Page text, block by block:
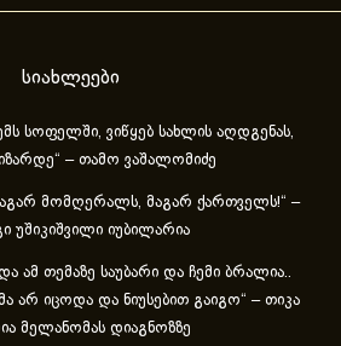
სიახლეები
სოფელში, ვიწყებ სახლის აღდგენას,
– თამო ვაშალომიძე
მომღერალს, მაგარ ქართველს!“ –
უშიკიშვილი იუბილარია
თემაზე საუბარი და ჩემი ბრალია..
არ იცოდა და ნიუსებით გაიგო“ – თიკა
მელანომას დიაგნოზზე